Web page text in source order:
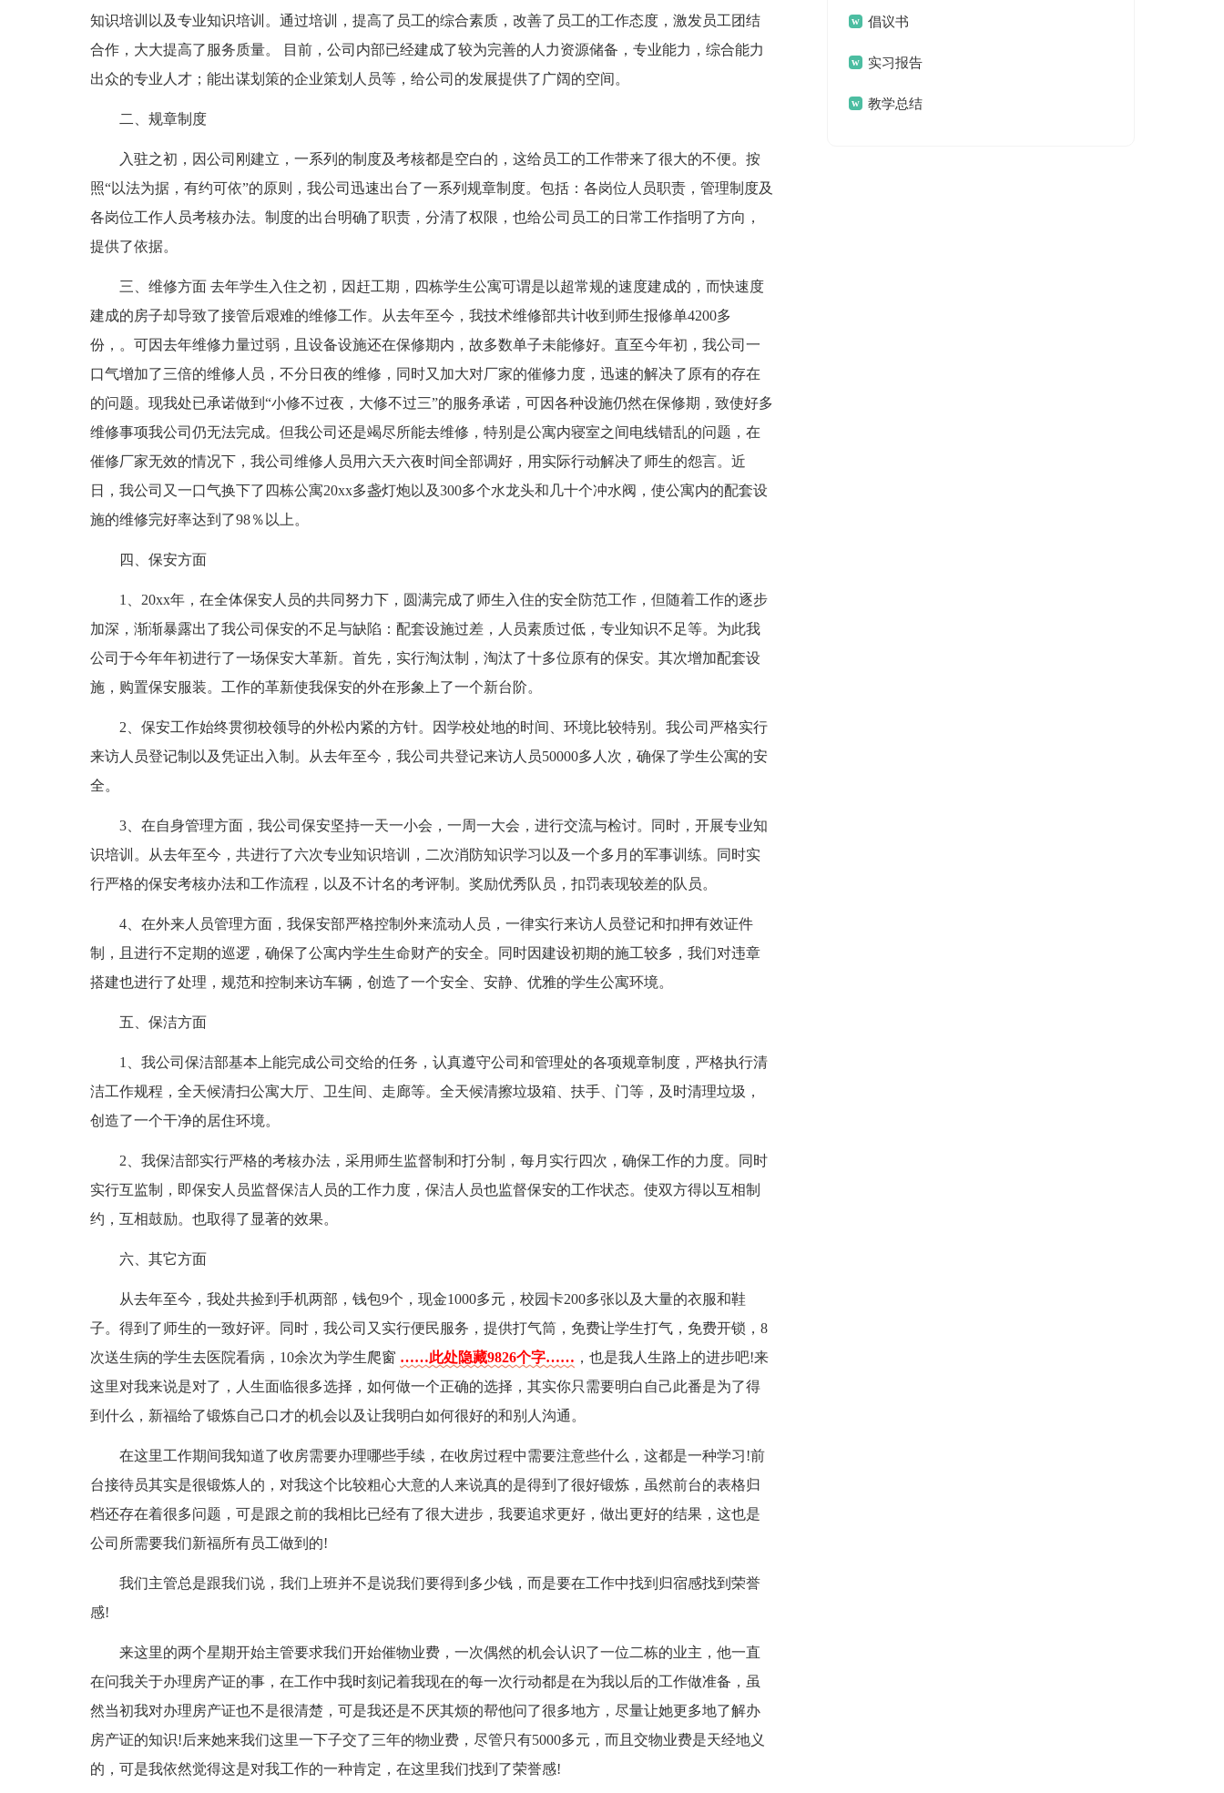
知识培训以及专业知识培训。通过培训，提高了员工的综合素质，改善了员工的工作态度，激发员工团结
合作，大大提高了服务质量。 目前，公司内部已经建成了较为完善的人力资源储备，专业能力，综合能力
出众的专业人才；能出谋划策的企业策划人员等，给公司的发展提供了广阔的空间。
二、规章制度
入驻之初，因公司刚建立，一系列的制度及考核都是空白的，这给员工的工作带来了很大的不便。按
照“以法为据，有约可依”的原则，我公司迅速出台了一系列规章制度。包括：各岗位人员职责，管理制度及
各岗位工作人员考核办法。制度的出台明确了职责，分清了权限，也给公司员工的日常工作指明了方向，
提供了依据。
三、维修方面 去年学生入住之初，因赶工期，四栋学生公寓可谓是以超常规的速度建成的，而快速度
建成的房子却导致了接管后艰难的维修工作。从去年至今，我技术维修部共计收到师生报修单4200多
份，。可因去年维修力量过弱，且设备设施还在保修期内，故多数单子未能修好。直至今年初，我公司一
口气增加了三倍的维修人员，不分日夜的维修，同时又加大对厂家的催修力度，迅速的解决了原有的存在
的问题。现我处已承诺做到“小修不过夜，大修不过三”的服务承诺，可因各种设施仍然在保修期，致使好多
维修事项我公司仍无法完成。但我公司还是竭尽所能去维修，特别是公寓内寝室之间电线错乱的问题，在
催修厂家无效的情况下，我公司维修人员用六天六夜时间全部调好，用实际行动解决了师生的怨言。近
日，我公司又一口气换下了四栋公寓20xx多盏灯炮以及300多个水龙头和几十个冲水阀，使公寓内的配套设
施的维修完好率达到了98％以上。
四、保安方面
1、20xx年，在全体保安人员的共同努力下，圆满完成了师生入住的安全防范工作，但随着工作的逐步
加深，渐渐暴露出了我公司保安的不足与缺陷：配套设施过差，人员素质过低，专业知识不足等。为此我
公司于今年年初进行了一场保安大革新。首先，实行淘汰制，淘汰了十多位原有的保安。其次增加配套设
施，购置保安服装。工作的革新使我保安的外在形象上了一个新台阶。
2、保安工作始终贯彻校领导的外松内紧的方针。因学校处地的时间、环境比较特别。我公司严格实行
来访人员登记制以及凭证出入制。从去年至今，我公司共登记来访人员50000多人次，确保了学生公寓的安
全。
3、在自身管理方面，我公司保安坚持一天一小会，一周一大会，进行交流与检讨。同时，开展专业知
识培训。从去年至今，共进行了六次专业知识培训，二次消防知识学习以及一个多月的军事训练。同时实
行严格的保安考核办法和工作流程，以及不计名的考评制。奖励优秀队员，扣罚表现较差的队员。
4、在外来人员管理方面，我保安部严格控制外来流动人员，一律实行来访人员登记和扣押有效证件
制，且进行不定期的巡逻，确保了公寓内学生生命财产的安全。同时因建设初期的施工较多，我们对违章
搭建也进行了处理，规范和控制来访车辆，创造了一个安全、安静、优雅的学生公寓环境。
五、保洁方面
1、我公司保洁部基本上能完成公司交给的任务，认真遵守公司和管理处的各项规章制度，严格执行清
洁工作规程，全天候清扫公寓大厅、卫生间、走廊等。全天候清擦垃圾箱、扶手、门等，及时清理垃圾，
创造了一个干净的居住环境。
2、我保洁部实行严格的考核办法，采用师生监督制和打分制，每月实行四次，确保工作的力度。同时
实行互监制，即保安人员监督保洁人员的工作力度，保洁人员也监督保安的工作状态。使双方得以互相制
约，互相鼓励。也取得了显著的效果。
六、其它方面
从去年至今，我处共捡到手机两部，钱包9个，现金1000多元，校园卡200多张以及大量的衣服和鞋
子。得到了师生的一致好评。同时，我公司又实行便民服务，提供打气筒，免费让学生打气，免费开锁，8
次送生病的学生去医院看病，10余次为学生爬窗 ……此处隐藏9826个字…… ，也是我人生路上的进步吧!来
这里对我来说是对了，人生面临很多选择，如何做一个正确的选择，其实你只需要明白自己此番是为了得
到什么，新福给了锻炼自己口才的机会以及让我明白如何很好的和别人沟通。
在这里工作期间我知道了收房需要办理哪些手续，在收房过程中需要注意些什么，这都是一种学习!前
台接待员其实是很锻炼人的，对我这个比较粗心大意的人来说真的是得到了很好锻炼，虽然前台的表格归
档还存在着很多问题，可是跟之前的我相比已经有了很大进步，我要追求更好，做出更好的结果，这也是
公司所需要我们新福所有员工做到的!
我们主管总是跟我们说，我们上班并不是说我们要得到多少钱，而是要在工作中找到归宿感找到荣誉
感!
来这里的两个星期开始主管要求我们开始催物业费，一次偶然的机会认识了一位二栋的业主，他一直
在问我关于办理房产证的事，在工作中我时刻记着我现在的每一次行动都是在为我以后的工作做准备，虽
然当初我对办理房产证也不是很清楚，可是我还是不厌其烦的帮他问了很多地方，尽量让她更多地了解办
房产证的知识!后来她来我们这里一下子交了三年的物业费，尽管只有5000多元，而且交物业费是天经地义
的，可是我依然觉得这是对我工作的一种肯定，在这里我们找到了荣誉感!
倡议书
实习报告
教学总结